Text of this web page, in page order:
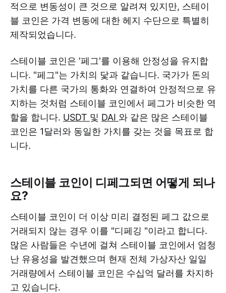
적으로 변동성이 큰 것으로 알려져 있지만, 스테이
블 코인은 가격 변동에 대한 헤지 수단으로 특별히
제작되었습니다.
스테이블 코인은 '페그'를 이용해 안정성을 유지합
니다. "페그"는 가치의 닻과 같습니다. 국가가 돈의
가치를 다른 국가의 통화와 연결하여 안정적으로 유
지하는 것처럼 스테이블 코인에서 페그가 비슷한 역
할을 합니다. USDT 및 DAI 와 같은 많은 스테이블
코인은 1달러와 동일한 가치를 갖는 것을 목표로 합
니다.
스테이블 코인이 디페그되면 어떻게 되나
요?
스테이블 코인이 더 이상 미리 결정된 페그 값으로
거래되지 않는 경우 이를 "디페깅 "이라고 합니다.
많은 사람들은 수년에 걸쳐 스테이블 코인에서 엄청
난 유용성을 발견했으며 현재 전체 가상자산 일일
거래량에서 스테이블 코인은 수십억 달러를 차지하
고 있습니다.